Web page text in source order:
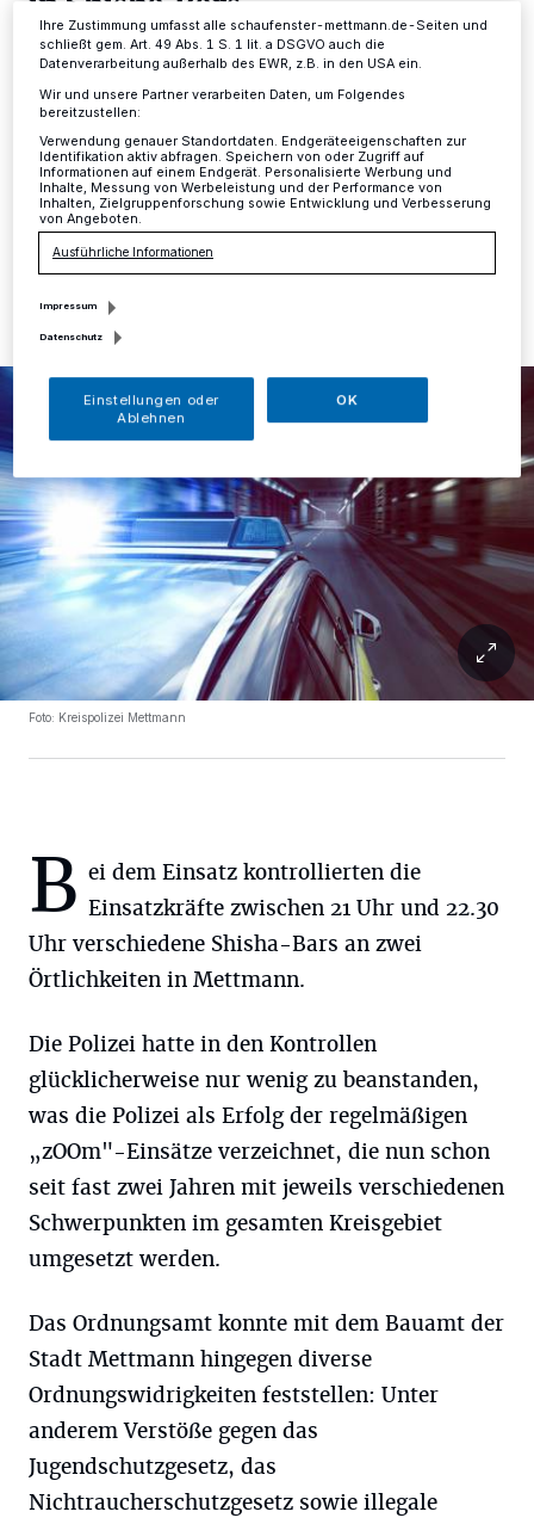
Kreis·In Mettmann hat die Polizei im Rahmen des
„Projekt zOOm" am Freitag, 7. Juni, einen
behördenübergreifenden Kontrolleinsatz mit
Einsatzkräften des Ordnungsamtes der Stadt Mettmann
durchgeführt.
10.06.2024 , 13:34 Uhr
Foto: Kreispolizei Mettmann
B ei dem Einsatz kontrollierten die
Einsatzkräfte zwischen 21 Uhr und 22.30
Uhr verschiedene Shisha-Bars an zwei
Örtlichkeiten in Mettmann.
Die Polizei hatte in den Kontrollen
glücklicherweise nur wenig zu beanstanden,
was die Polizei als Erfolg der regelmäßigen
„zOOm"-Einsätze verzeichnet, die nun schon
seit fast zwei Jahren mit jeweils verschiedenen
Schwerpunkten im gesamten Kreisgebiet
umgesetzt werden.
Das Ordnungsamt konnte mit dem Bauamt der
Stadt Mettmann hingegen diverse
Ordnungswidrigkeiten feststellen: Unter
anderem Verstöße gegen das
Jugendschutzgesetz, das
Nichtraucherschutzgesetz sowie illegale
Ihre Zustimmung umfasst alle schaufenster-mettmann.de-Seiten und
schließt gem. Art. 49 Abs. 1 S. 1 lit. a DSGVO auch die
Datenverarbeitung außerhalb des EWR, z.B. in den USA ein.
Wir und unsere Partner verarbeiten Daten, um Folgendes
bereitzustellen:
Verwendung genauer Standortdaten. Endgeräteeigenschaften zur
Identifikation aktiv abfragen. Speichern von oder Zugriff auf
Informationen auf einem Endgerät. Personalisierte Werbung und
Inhalte, Messung von Werbeleistung und der Performance von
Inhalten, Zielgruppenforschung sowie Entwicklung und Verbesserung
von Angeboten.
Ausführliche Informationen
Impressum
Datenschutz
Einstellungen oder
Ablehnen
OK